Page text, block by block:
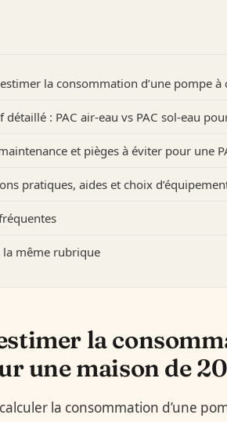
la consommation d’une pompe
détaillé : PAC air-eau vs PAC sol-eau
et pièges à éviter pour une
pratiques, aides et choix
la même rubrique
la
une maison de
la consommation d’une